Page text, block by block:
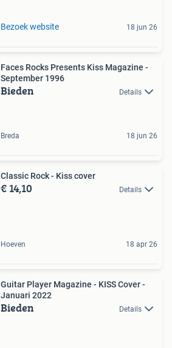
Bezoek website 18 jun 26
Faces Rocks Presents Kiss Magazine -
September 1996
Bieden Details
Breda 18 jun 26
Classic Rock - Kiss cover
€ 14,10 Details
Hoeven 18 apr 26
Guitar Player Magazine - KISS Cover -
Januari 2022
Bieden Details